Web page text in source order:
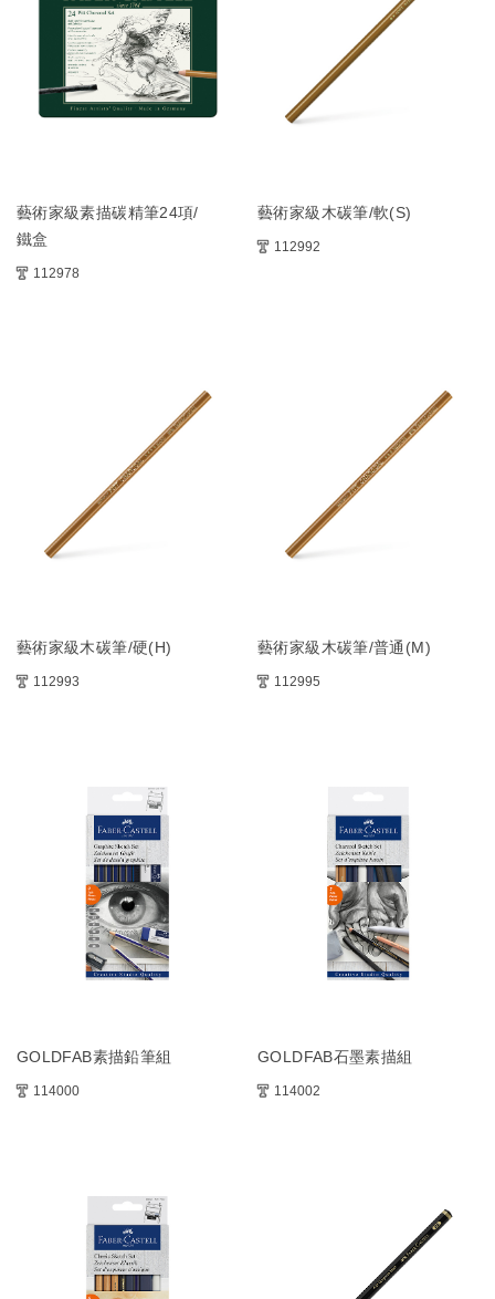
藝術家級素描碳精筆24項/
鐵盒
112978
藝術家級木碳筆/軟(S)
112992
藝術家級木碳筆/硬(H)
112993
藝術家級木碳筆/普通(M)
112995
GOLDFAB素描鉛筆組
114000
GOLDFAB石墨素描組
114002